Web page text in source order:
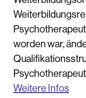
worden war,
Weitere Infos